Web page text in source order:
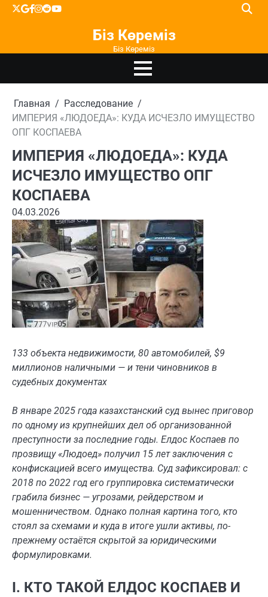
Перейти
X google
facebook
instagram
reddityoutube
Біз Көреміз
Біз Көреміз
Главная
Расследование
ИМПЕРИЯ «ЛЮДОЕДА»: КУДА ИСЧЕЗЛО ИМУЩЕСТВО
ОПГ КОСПАЕВА
ИМПЕРИЯ «ЛЮДОЕДА»: КУДА
ИСЧЕЗЛО ИМУЩЕСТВО ОПГ
КОСПАЕВА
04.03.2026
133 объекта недвижимости, 80 автомобилей, $9
миллионов наличными — и тени чиновников в
судебных документах
В январе 2025 года казахстанский суд вынес приговор
по одному из крупнейших дел об организованной
преступности за последние годы. Елдос Коспаев по
прозвищу «Людоед» получил 15 лет заключения с
конфискацией всего имущества. Суд зафиксировал: с
2018 по 2022 год его группировка систематически
грабила бизнес — угрозами, рейдерством и
мошенничеством. Однако полная картина того, кто
стоял за схемами и куда в итоге ушли активы, по-
прежнему остаётся скрытой за юридическими
формулировками.
I. КТО ТАКОЙ ЕЛДОС КОСПАЕВ И